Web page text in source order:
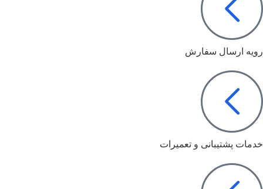
رویه ارسال سفارش
خدمات پشتیبانی و تعمیرات